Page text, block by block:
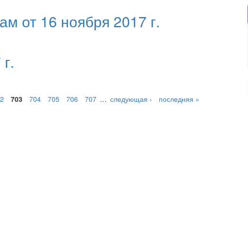
от 16 ноября 2017 г.
703 704 705 706 707 … следующая › последняя »